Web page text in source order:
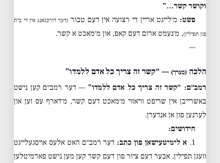
וקושר קשר…”
פשט: מ׳לייגט אריין די רצועה אין דעם טבור (דער דורכגאנג אין די בית
פון תפילין), מ׳נעמט ארום דעם קאפ, און מ׳מאכט א קשר.
—
הלכה (בערך) — “קשר זה צריך כל אדם ללמדו”
רמב״ם: “קשר זה צריך כל אדם ללמדו” — דער רמב״ם קען נישט
באשרייבן אין שריפט וויאזוי מ׳מאכט דעם קשר, מ׳דארף עס זען און
לערנען פון אן אנדערן.
חידושים:
1. א לימיטעישאן פון כתב: דער רמב״ם האט אלעס אויסגעלייגט
וועגן תפילין, אבער דעם ציור פון דעם קשר קען מען נישט פארמיטלען